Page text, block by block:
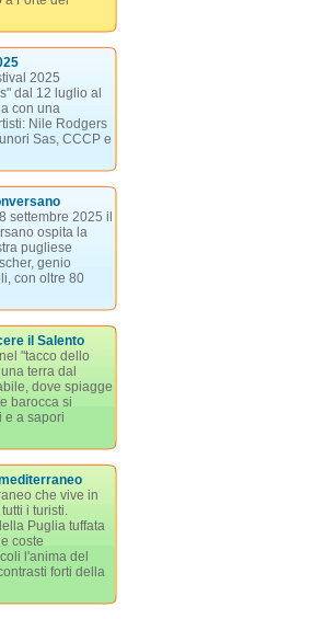
2025
dal 12 luglio al
con una
Nile Rodgers
Sas, CCCP e
settembre 2025 il
ospita la
pugliese
genio
con oltre 80
il Salento
"tacco dello
terra dal
dove spiagge
barocca si
e a sapori
che vive in
i turisti.
Puglia tuffata
coste
l'anima del
forti della